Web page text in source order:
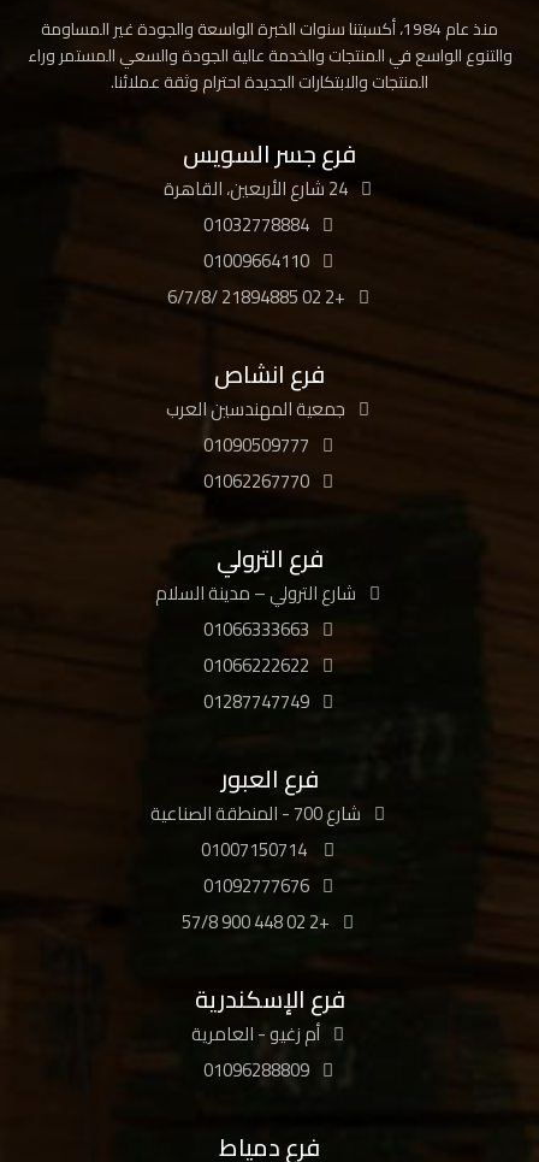
منذ عام 1984، أكسبتنا سنوات الخبرة الواسعة والجودة غير المساومة
والتنوع الواسع في المنتجات والخدمة عالية الجودة والسعي المستمر وراء
المنتجات والابتكارات الجديدة احترام وثقة عملائنا.
فرع جسر السويس
24 شارع الأربعين، القاهرة
01032778884
01009664110
+2 02 21894885 /6/7/8
فرع انشاص
جمعية المهندسين العرب
01090509777
01062267770
فرع الترولي
شارع الترولي – مدينة السلام
01066333663
01066222622
01287747749
فرع العبور
شارع 700 - المنطقة الصناعية
01092777676
+2 02 448 900 57/8
فرع الإسكندرية
أم زغيو - العامرية
01096288809
فرع دمياط